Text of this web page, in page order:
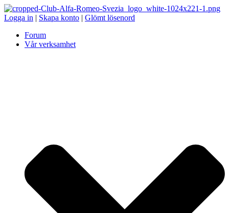
Logga in | Skapa konto | Glömt lösenord
Forum
Vår verksamhet